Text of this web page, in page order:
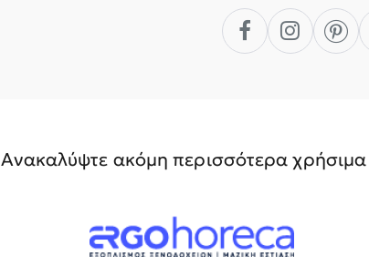
Ανακαλύψτε ακόμη περισσότερα